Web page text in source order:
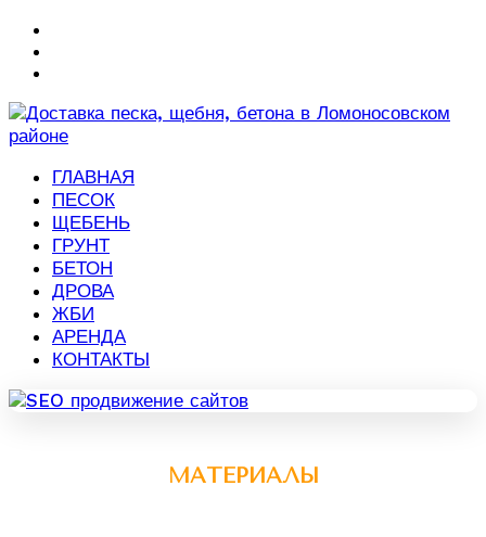
ГЛАВНАЯ
ПЕСОК
ЩЕБЕНЬ
ГРУНТ
БЕТОН
ДРОВА
ЖБИ
АРЕНДА
КОНТАКТЫ
МАТЕРИАЛЫ